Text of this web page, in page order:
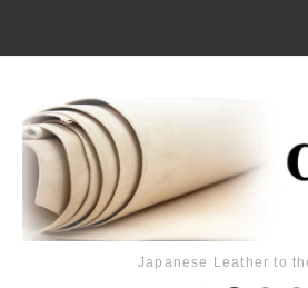
Japanese Leather to